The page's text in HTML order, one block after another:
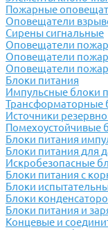
Пожарные
Оповещатели
Сирены сигнальные
Оповещатели
Оповещатели
Оповещатели
Блоки питания
Импульсные блоки
Трансформаторные
Источники
Помехоустойчивые
Блоки питания
Блоки питания для
Искробезопасные
Блоки питания с
Блоки
Блоки
Блоки питания и
Концевые и